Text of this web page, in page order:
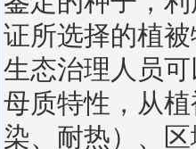
证所选择的植
生态治理人员
母质特性，从
染、耐热）、